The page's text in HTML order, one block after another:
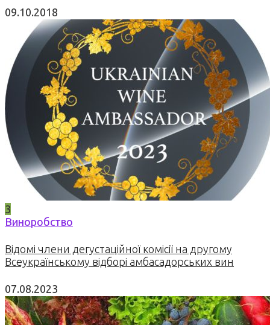
09.10.2018
3
Виноробство
Відомі члени дегустаційної комісії на другому
Всеукраїнському відборі амбасадорських вин
07.08.2023